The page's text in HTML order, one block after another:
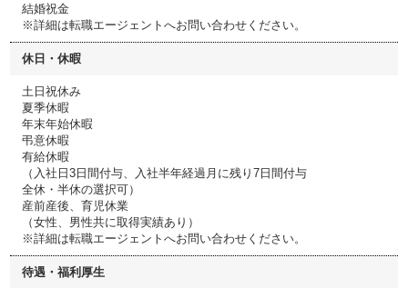
結婚祝金
※詳細は転職エージェントへお問い合わせください。
休日・休暇
土日祝休み
夏季休暇
年末年始休暇
弔意休暇
有給休暇
（入社日3日間付与、入社半年経過月に残り7日間付与
全休・半休の選択可）
産前産後、育児休業
（女性、男性共に取得実績あり）
※詳細は転職エージェントへお問い合わせください。
待遇・福利厚生